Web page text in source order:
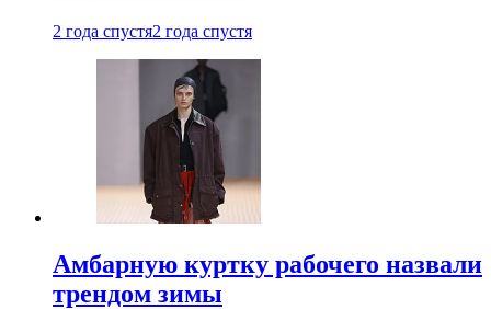
2 года спустя2 года спустя
Амбарную куртку рабочего назвали
трендом зимы